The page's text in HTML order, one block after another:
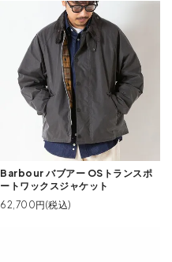
Barbour バブアー OSトランスポ
ートワックスジャケット
62,700円(税込)